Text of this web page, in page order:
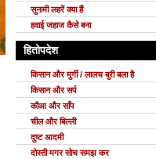
सुनामी लहरें क्या हैं
हवाई जहाज कैसे बना
हितोपदेश
किसान और मुर्गी / लालच बुरी बला है
किसान और सर्प
कौआ और साँप
चील और बिल्ली
दुष्ट आदमी
दोस्ती मगर सोच समझ कर